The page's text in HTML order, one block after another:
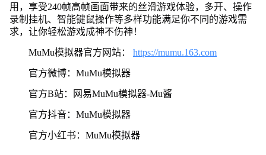
用，享受240帧高帧画面带来的丝滑游戏体验，多开、操作
录制挂机、智能键鼠操作等多样功能满足你不同的游戏需
求，让你轻松游戏成神不伤神！
MuMu模拟器官方网站： https://mumu.163.com
官方微博：MuMu模拟器
官方B站：网易MuMu模拟器-Mu酱
官方抖音：MuMu模拟器
官方小红书：MuMu模拟器